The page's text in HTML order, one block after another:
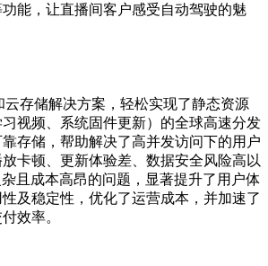
能，让直播间客户感受自动驾驶的魅
存储解决方案，轻松实现了静态资源
习视频、系统固件更新）的全球高速分发
存储，帮助解决了高并发访问下的用户
卡顿、更新体验差、数据安全风险高以
且成本高昂的问题，显著提升了用户体
及稳定性，优化了运营成本，并加速了
效率。